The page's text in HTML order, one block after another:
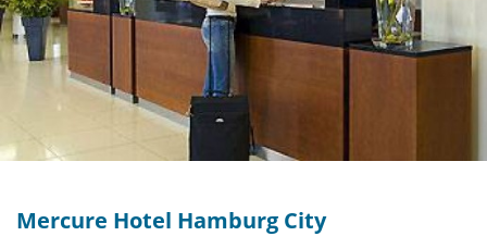
Mercure Hotel Hamburg City